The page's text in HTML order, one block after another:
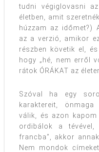
tudni végiglovasni
életben, amit
húzzam az időmet?)
az a verzió, amikor
részben követik el,
hogy „hé, nem erről
rátok ÓRÁKAT az
Szóval ha egy
karaktereit,
válik, és azon
ordibálok a
francba”, akkor
Nem mondok